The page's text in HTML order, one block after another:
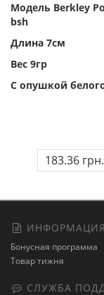
Модель Berkley
bsh
Длина 7см
Вес 9гр
С опушкой
183.36 грн.
ИНФОРМАЦИЯ
Бонусная программа
Товар тижня
СЛУЖБА